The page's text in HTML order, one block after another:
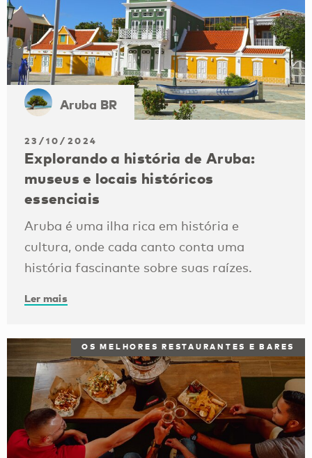
Aruba BR
23/10/2024
Explorando a história de Aruba:
museus e locais históricos
essenciais
Aruba é uma ilha rica em história e
cultura, onde cada canto conta uma
história fascinante sobre suas raízes.
Ler mais
OS MELHORES RESTAURANTES E BARES